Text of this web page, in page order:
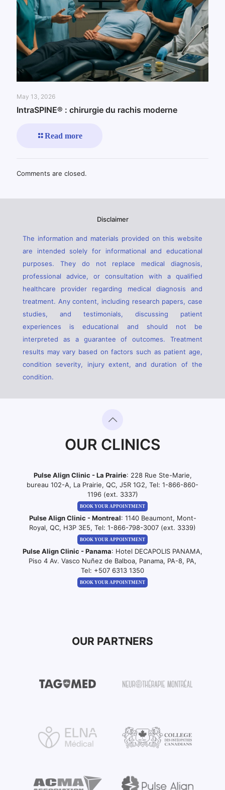
May 13, 2026
IntraSPINE® : chirurgie du rachis moderne
Read more
Comments are closed.
Disclaimer
The information and materials provided on this website
are intended solely for informational and educational
purposes. They do not replace medical diagnosis,
professional advice, or consultation with a qualified
healthcare provider regarding medical diagnosis and
treatment. Any content, including research papers, case
studies, and testimonials, discussing patient
experiences is educational and should not be
interpreted as a guarantee of outcomes. Treatment
results may vary based on factors such as patient age,
condition severity, injury extent, and duration of the
condition.
OUR CLINICS
Pulse Align Clinic - La Prairie: 228 Rue Ste-Marie,
bureau 102-A, La Prairie, QC, J5R 1G2, Tel: 1-866-860-
1196 (ext. 3337)
BOOK YOUR APPOINTMENT
Pulse Align Clinic - Montreal: 1140 Beaumont, Mont-
Royal, QC, H3P 3E5, Tel: 1-866-798-3007 (ext. 3339)
BOOK YOUR APPOINTMENT
Pulse Align Clinic - Panama: Hotel DECAPOLIS PANAMA,
Piso 4 Av. Vasco Nuñez de Balboa, Panama, PA-8, PA,
Tel: +507 6313 1350
BOOK YOUR APPOINTMENT
OUR PARTNERS